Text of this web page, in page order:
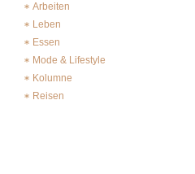
Arbeiten
Leben
Essen
Mode & Lifestyle
Kolumne
Reisen